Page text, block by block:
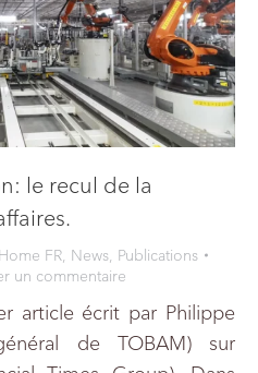
le recul de la
Home FR, News, Publications
un commentaire
article écrit par Philippe
de TOBAM) sur